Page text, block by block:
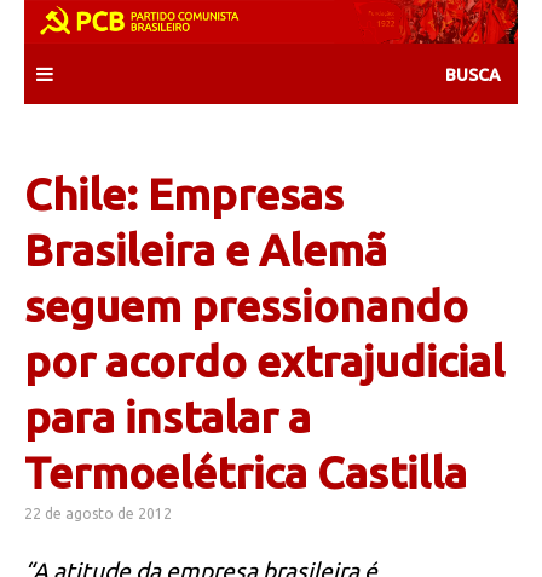
content
Chile: Empresas
Brasileira e Alemã
seguem pressionando
por acordo extrajudicial
para instalar a
Termoelétrica Castilla
22 de agosto de 2012
“A atitude da empresa brasileira é